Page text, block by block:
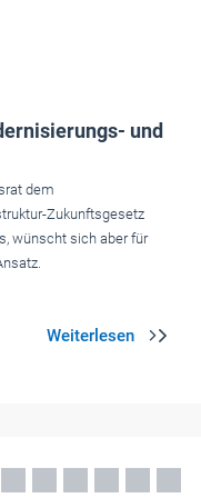
und
dem
Zukunftsgesetz
wünscht sich aber für